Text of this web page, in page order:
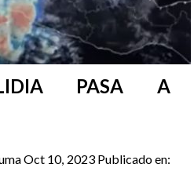
PASA A
Oct 10, 2023 Publicado en: